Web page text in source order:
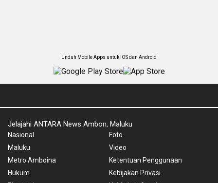
Unduh Mobile Apps untuk iOS dan Android
Jelajahi ANTARA News Ambon, Maluku
Nasional
Maluku
Metro Amboina
Hukum
Foto
Video
Ketentuan Penggunaan
Kebijakan Privasi